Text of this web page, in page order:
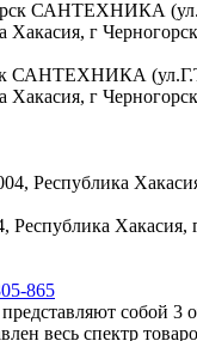
САНТЕХНИКА
Хакасия, г
Республика Хакасия,
865
собой 3
весь спектр